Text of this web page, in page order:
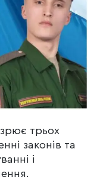
трьох
законів та
і